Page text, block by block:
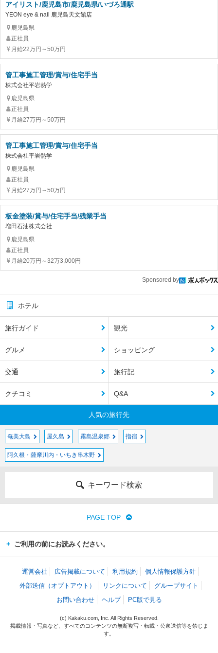
アイリスト/鹿児島市/鹿児島県/いづろ通駅
YEON eye & nail 鹿児島天文館店
鹿児島県
正社員
月給22万円～50万円
管工事施工管理/賞与/住宅手当
株式会社平岩熱学
鹿児島県
正社員
月給27万円～50万円
管工事施工管理/賞与/住宅手当
株式会社平岩熱学
鹿児島県
正社員
月給27万円～50万円
板金塗装/賞与/住宅手当/残業手当
増田石油株式会社
鹿児島県
正社員
月給20万円～32万3,000円
Sponsored by
ホテル
旅行ガイド 観光
グルメ ショッピング
交通 旅行記
クチコミ Q&A
人気の旅行先
奄美大島 屋久島 霧島温泉郷 指宿
阿久根・薩摩川内・いちき串木野
キーワード検索
PAGE TOP
ご利用の前にお読みください。
運営会社 広告掲載について 利用規約
個人情報保護方針
外部送信（オプトアウト）
リンクについて
グループサイト
お問い合わせ
ヘルプ PC版で見る
(c) Kakaku.com, Inc. All Rights Reserved.
掲載情報・写真など、すべてのコンテンツの無断複写・転載・公衆送信等を禁じま
す。